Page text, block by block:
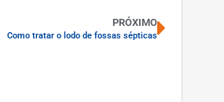
PRÓXIMO
Como tratar o lodo de fossas sépticas